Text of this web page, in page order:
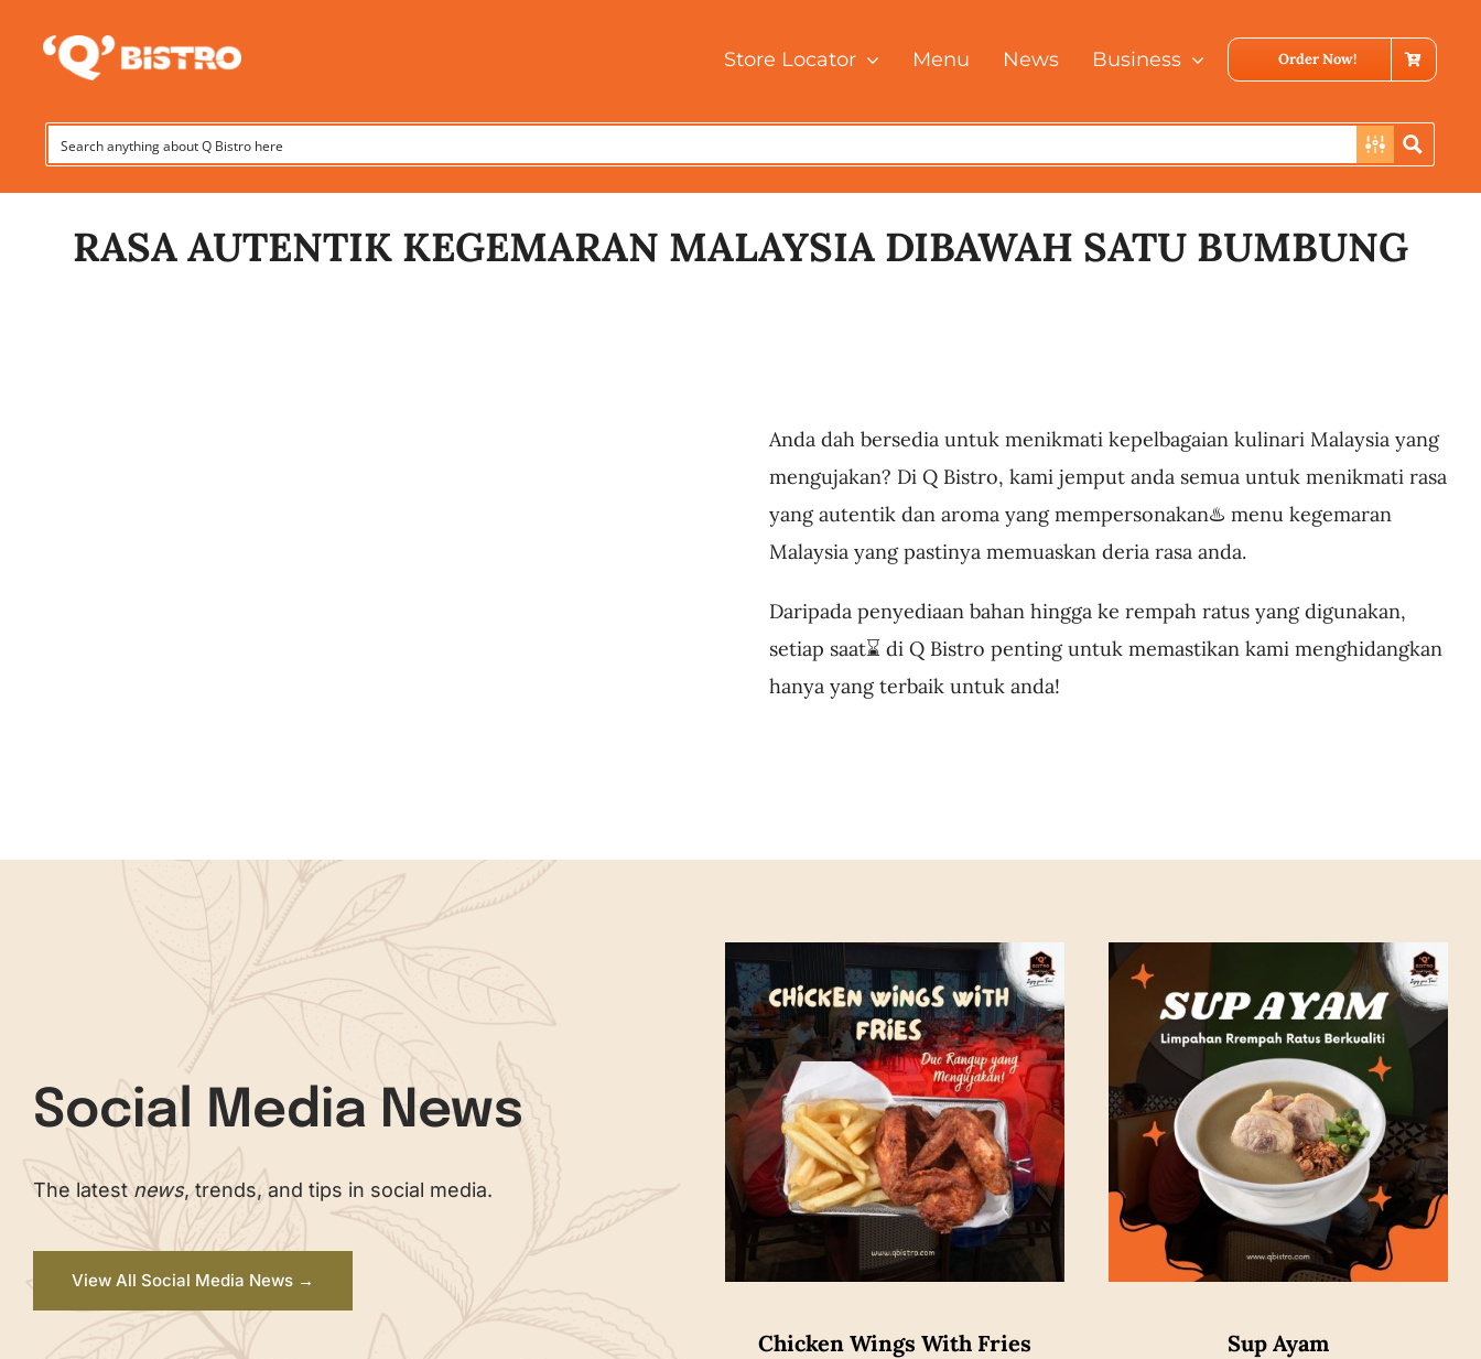
Store Locator Menu News Business Order Now!
RASA AUTENTIK KEGEMARAN MALAYSIA DIBAWAH SATU BUMBUNG
Anda dah bersedia untuk menikmati kepelbagaian kulinari Malaysia yang
mengujakan? Di Q Bistro, kami jemput anda semua untuk menikmati rasa
yang autentik dan aroma yang mempersonakan♨️ menu kegemaran
Malaysia yang pastinya memuaskan deria rasa anda.
Daripada penyediaan bahan hingga ke rempah ratus yang digunakan,
setiap saat⌛ di Q Bistro penting untuk memastikan kami menghidangkan
hanya yang terbaik untuk anda!
Social Media News
The latestnews, trends, and tips in social media.
View All Social Media News →
Chicken Wings With Fries Sup Ayam